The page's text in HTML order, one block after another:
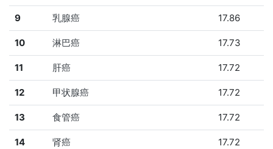
9 乳腺癌 17.86
10 淋巴癌 17.73
11 肝癌 17.72
12 甲状腺癌 17.72
13 食管癌 17.72
14 肾癌 17.72